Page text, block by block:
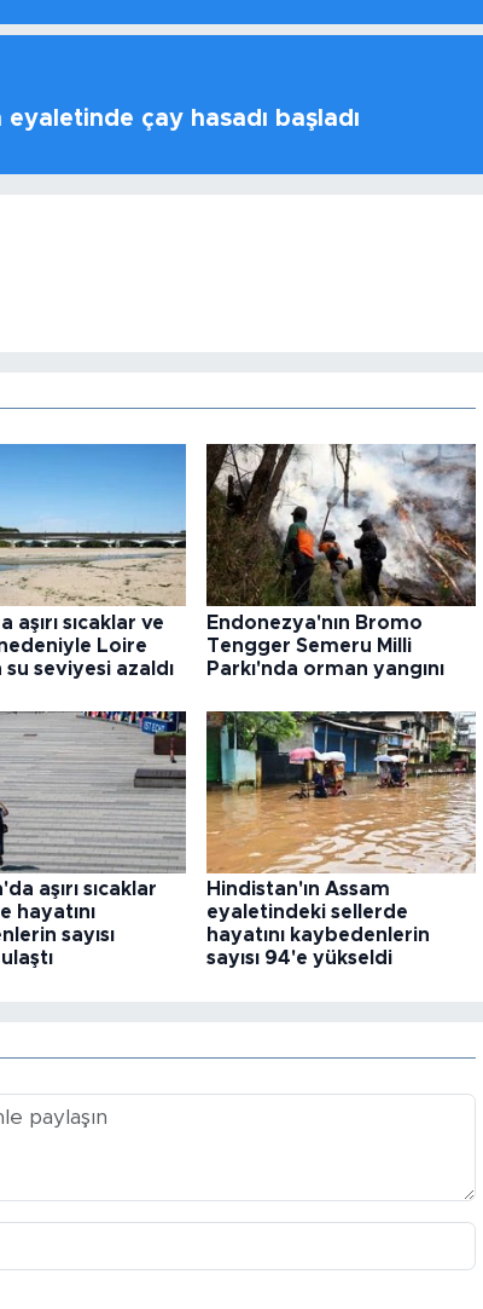
eyaletinde çay hasadı başladı
aşırı sıcaklar ve
Loire
su seviyesi azaldı
Endonezya'nın Bromo
Tengger Semeru Milli
Parkı'nda orman yangını
aşırı sıcaklar
hayatını
sayısı
Hindistan'ın Assam
eyaletindeki sellerde
hayatını kaybedenlerin
sayısı 94'e yükseldi